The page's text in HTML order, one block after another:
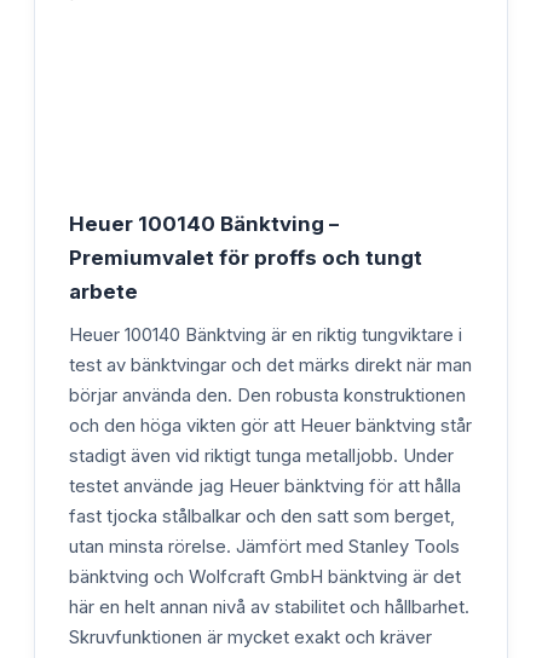
Heuer 100140 Bänktving –
Premiumvalet för proffs och tungt
arbete
Heuer 100140 Bänktving är en riktig tungviktare i
test av bänktvingar och det märks direkt när man
börjar använda den. Den robusta konstruktionen
och den höga vikten gör att Heuer bänktving står
stadigt även vid riktigt tunga metalljobb. Under
testet använde jag Heuer bänktving för att hålla
fast tjocka stålbalkar och den satt som berget,
utan minsta rörelse. Jämfört med Stanley Tools
bänktving och Wolfcraft GmbH bänktving är det
här en helt annan nivå av stabilitet och hållbarhet.
Skruvfunktionen är mycket exakt och kräver